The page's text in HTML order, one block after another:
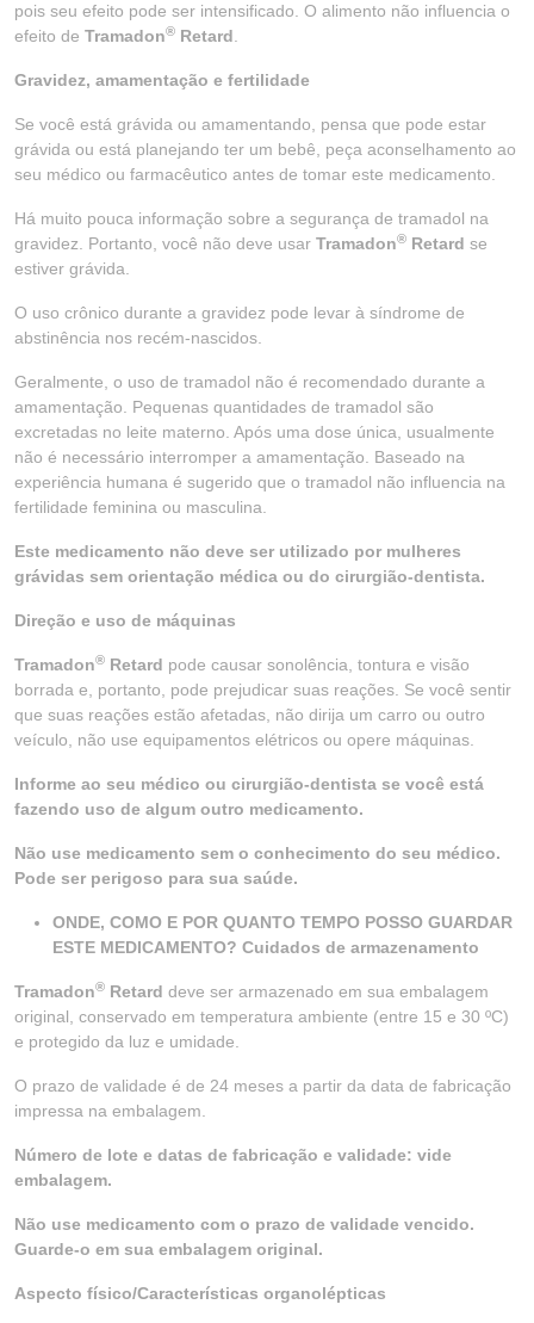
pois seu efeito pode ser intensificado. O alimento não influencia o
efeito de Tramadon® Retard
Gravidez, amamentação e fertilidade
Se você está grávida ou amamentando, pensa que pode estar
grávida ou está planejando ter um bebê, peça aconselhamento ao
seu médico ou farmacêutico antes de tomar este medicamento.
Há muito pouca informação sobre a segurança de tramadol na
gravidez. Portanto, você não deve usar Tramadon® Retard se
estiver grávida.
O uso crônico durante a gravidez pode levar à síndrome de
abstinência nos recém-nascidos.
Geralmente, o uso de tramadol não é recomendado durante a
amamentação. Pequenas quantidades de tramadol são
excretadas no leite materno. Após uma dose única, usualmente
não é necessário interromper a amamentação. Baseado na
experiência humana é sugerido que o tramadol não influencia na
fertilidade feminina ou masculina.
Este medicamento não deve ser utilizado por mulheres
grávidas sem orientação médica ou do cirurgião-dentista.
Direção e uso de máquinas
Tramadon® Retard pode causar sonolência, tontura e visão
borrada e, portanto, pode prejudicar suas reações. Se você sentir
que suas reações estão afetadas, não dirija um carro ou outro
veículo, não use equipamentos elétricos ou opere máquinas.
Informe ao seu médico ou cirurgião-dentista se você está
fazendo uso de algum outro medicamento.
Não use medicamento sem o conhecimento do seu médico.
Pode ser perigoso para sua saúde.
ONDE, COMO E POR QUANTO TEMPO POSSO GUARDAR
ESTE MEDICAMENTO? Cuidados de armazenamento
Tramadon® Retard deve ser armazenado em sua embalagem
original, conservado em temperatura ambiente (entre 15 e 30 ºC)
e protegido da luz e umidade.
O prazo de validade é de 24 meses a partir da data de fabricação
impressa na embalagem.
Número de lote e datas de fabricação e validade: vide
embalagem.
Não use medicamento com o prazo de validade vencido.
Guarde-o em sua embalagem original.
Aspecto físico/Características organolépticas